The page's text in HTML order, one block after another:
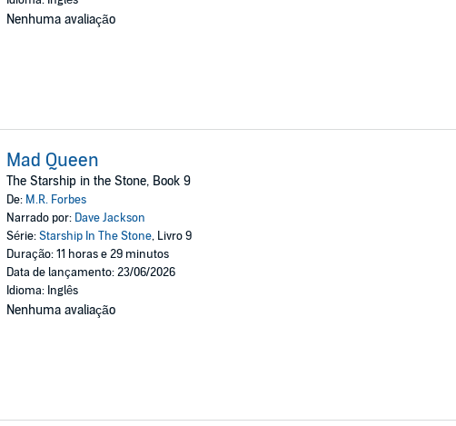
Nenhuma avaliação
Mad Queen
The Starship in the Stone, Book 9
De: M.R. Forbes
Narrado por: Dave Jackson
Série:Starship In The Stone, Livro 9
Duração: 11 horas e 29 minutos
Data de lançamento: 23/06/2026
Idioma: Inglês
Nenhuma avaliação